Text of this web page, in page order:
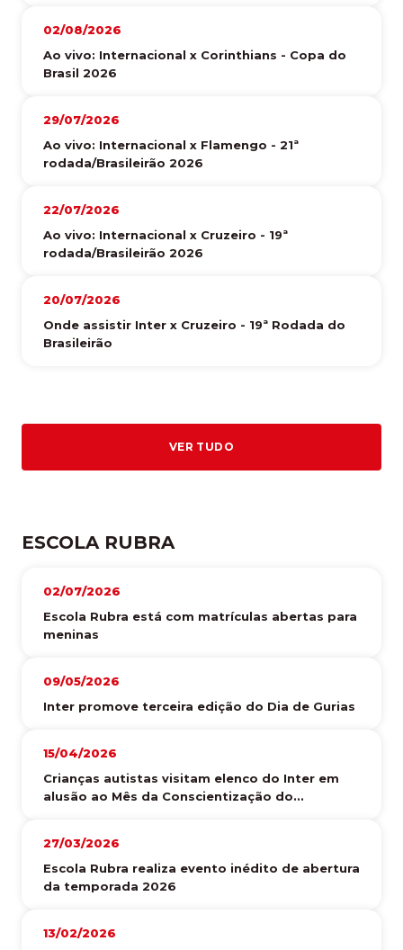
02/08/2026
Ao vivo: Internacional x Corinthians - Copa do
Brasil 2026
29/07/2026
Ao vivo: Internacional x Flamengo - 21ª
rodada/Brasileirão 2026
22/07/2026
Ao vivo: Internacional x Cruzeiro - 19ª
rodada/Brasileirão 2026
20/07/2026
Onde assistir Inter x Cruzeiro - 19ª Rodada do
Brasileirão
VER TUDO
ESCOLA RUBRA
02/07/2026
Escola Rubra está com matrículas abertas para
meninas
09/05/2026
Inter promove terceira edição do Dia de Gurias
15/04/2026
Crianças autistas visitam elenco do Inter em
alusão ao Mês da Conscientização do...
27/03/2026
Escola Rubra realiza evento inédito de abertura
da temporada 2026
13/02/2026